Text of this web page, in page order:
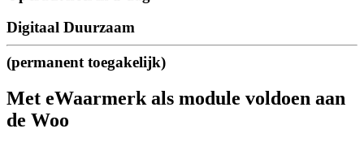
Digitaal Duurzaam
(permanent toegakelijk)
Met eWaarmerk als module voldoen aan
de Woo